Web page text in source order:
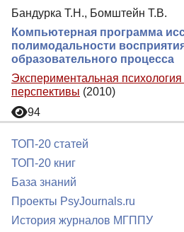
Бандурка Т.Н., Бомштейн Т.В.
Компьютерная программа
полимодальности
образовательного процесса
Экспериментальная
перспективы (2010)
94
ТОП-20 статей
ТОП-20 книг
База знаний
Проекты PsyJournals.ru
История журналов МГППУ